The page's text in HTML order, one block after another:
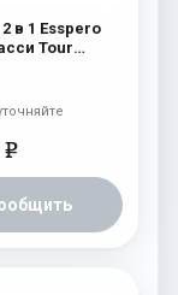
в 1 Esspero
Tour
e